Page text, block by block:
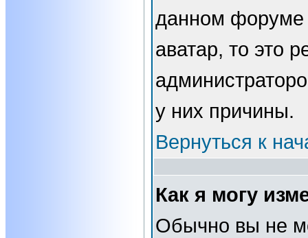
данном форуме
аватар, то это
у них причины.
Вернуться к
Как я могу
Обычно вы не